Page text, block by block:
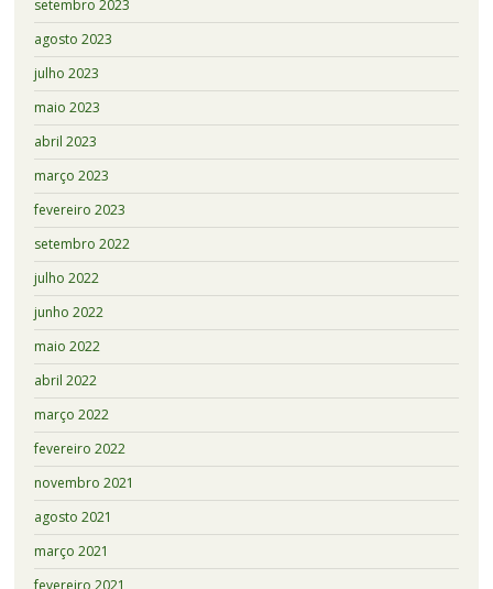
setembro 2023
agosto 2023
julho 2023
maio 2023
abril 2023
março 2023
fevereiro 2023
setembro 2022
julho 2022
junho 2022
maio 2022
abril 2022
março 2022
fevereiro 2022
novembro 2021
agosto 2021
março 2021
fevereiro 2021